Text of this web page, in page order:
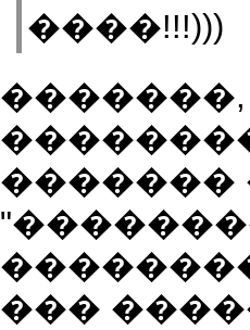
����!!!)))
�������
���